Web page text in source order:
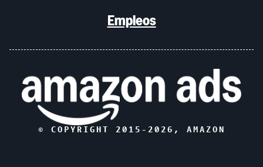
Empleos
© COPYRIGHT 2015- 2026 , AMAZON